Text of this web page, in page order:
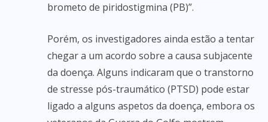
brometo de piridostigmina (PB)”.
Porém, os investigadores ainda estão a tentar
chegar a um acordo sobre a causa subjacente
da doença. Alguns indicaram que o transtorno
de stresse pós-traumático (PTSD) pode estar
ligado a alguns aspetos da doença, embora os